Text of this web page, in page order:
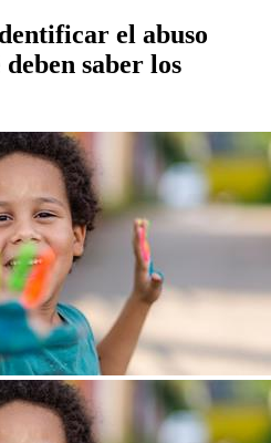
el abuso
saber los